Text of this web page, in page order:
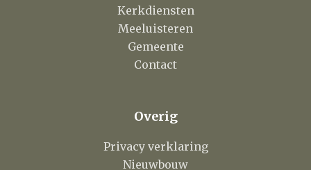
Kerkdiensten
Meeluisteren
Gemeente
Contact
Overig
Privacy verklaring
Nieuwbouw